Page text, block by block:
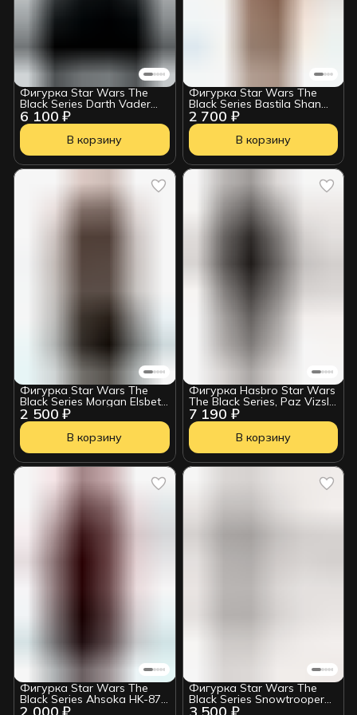
6 100 ₽
Фигурка Star Wars The
Black Series Darth Vader
G03645L0
В корзину
2 700 ₽
Фигурка Star Wars The
Black Series Bastila Shan
HSB246
В корзину
2 500 ₽
Фигурка Star Wars The
Black Series Morgan Elsbeth
HSB244
В корзину
7 190 ₽
Фигурка Hasbro Star Wars
The Black Series, Paz Vizsla
(The Mandalorian)
5010996204004
В корзину
Фигурка Star Wars The
Black Series Ahsoka HK-87
Assassin Droid 212092
Фигурка Star Wars The
Black Series Snowtrooper
214331